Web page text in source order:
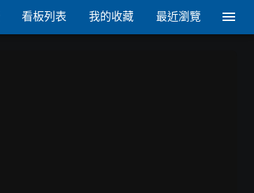
看板列表 我的收藏 最近瀏覽